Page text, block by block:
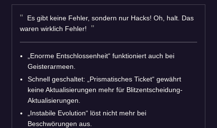
Es gibt keine Fehler, sondern nur Hacks! Oh, halt. Das
waren wirklich Fehler!
„Enorme Entschlossenheit“ funktioniert auch bei
Geisterarmeen.
Schnell geschaltet: „Prismatisches Ticket“ gewährt
keine Aktualisierungen mehr für Blitzentscheidung-
Aktualisierungen.
„Instabile Evolution“ löst nicht mehr bei
Beschwörungen aus.